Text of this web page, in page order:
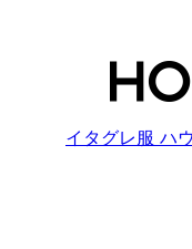
イタグレ服 ハ